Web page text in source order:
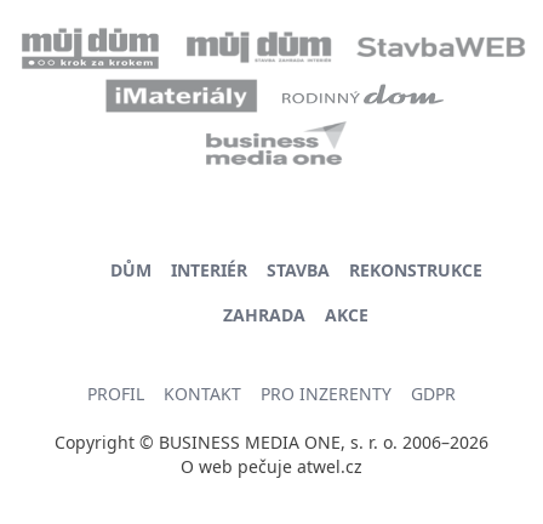
DŮM INTERIÉR STAVBA
REKONSTRUKCE
ZAHRADA
AKCE
PROFIL KONTAKT PRO INZERENTY GDPR
Copyright © BUSINESS MEDIA ONE, s. r. o. 2006–2026